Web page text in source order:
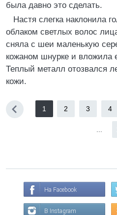
была давно это сделать.
Настя слегка наклонила
облаком светлых волос
сняла с шеи маленькую
кожаном шнурке и вложила
Теплый металл отозвался
кожи.
1 2 3 4
На Facebook
В Instagram